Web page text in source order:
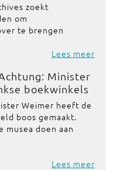
zoekt
om
te brengen
Lees meer
Minister
boekwinkels
Weimer heeft de
boos gemaakt.
musea doen aan
Lees meer